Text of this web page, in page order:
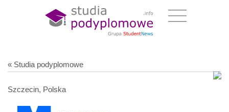
« Studia podyplomowe
Szczecin, Polska